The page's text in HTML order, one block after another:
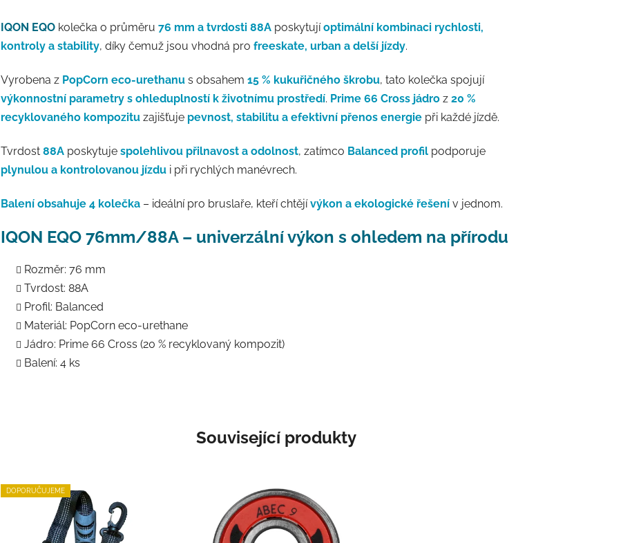
IQON EQO kolečka o průměru 76 mm a tvrdosti 88A poskytujíoptimální kombinaci rychlosti,
kontroly a stability, díky čemuž jsou vhodná pro freeskate, urban a delší jízdy.
Vyrobena z PopCorn eco-urethanu s obsahem 15 % kukuřičného škrobu, tato kolečka spojují
výkonnostní parametry s ohleduplností k životnímu prostředí. Prime 66 Cross jádro z 20 %
recyklovaného kompozitu zajišťuje pevnost, stabilitu a efektivní přenos energie při každé jízdě.
Tvrdost 88A poskytuje spolehlivou přilnavost a odolnost, zatímco Balanced profil podporuje
plynulou a kontrolovanou jízdu i při rychlých manévrech.
Balení obsahuje 4 kolečka – ideální pro bruslaře, kteří chtějívýkon a ekologické řešení v jednom.
IQON EQO 76mm/88A – univerzální výkon s ohledem na přírodu
Rozměr: 76 mm
Tvrdost: 88A
Profil: Balanced
Materiál: PopCorn eco-urethane
Jádro: Prime 66 Cross (20 % recyklovaný kompozit)
Balení: 4 ks
Související produkty
DOPORUČUJEME